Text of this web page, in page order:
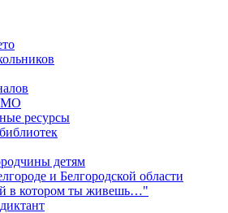
ресурсы
детям
и Белгородской области
в котором ты живешь…"